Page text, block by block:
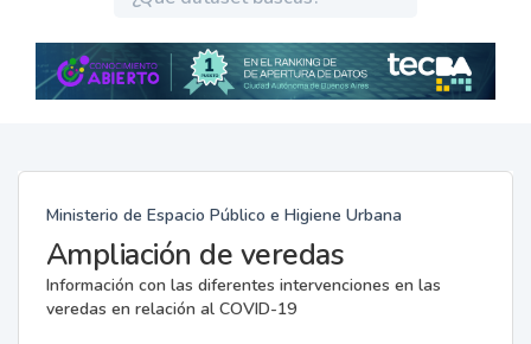
Ministerio de Espacio Público e Higiene Urbana
Ampliación de veredas
Información con las diferentes intervenciones en las
veredas en relación al COVID-19